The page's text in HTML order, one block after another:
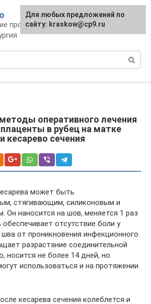
процедуры,
оперативного лечения
в рубец на матке
кесарево сечения
может быть
стягивающим, силиконовым и
Он наносится на шов, меняется 1 раз
отсутствие боли у
от проникновения инфекционного
разрастание соединительной
носится не более 14 дней, но
использоваться и на протяжении
кесарева сечения колеблется и
Для любых предложений по
сайту: kraskow@cp9.ru